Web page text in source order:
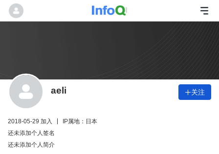
aeli 关注
2018-05-29 加入
IP属地：日本
还未添加个人签名
还未添加个人简介